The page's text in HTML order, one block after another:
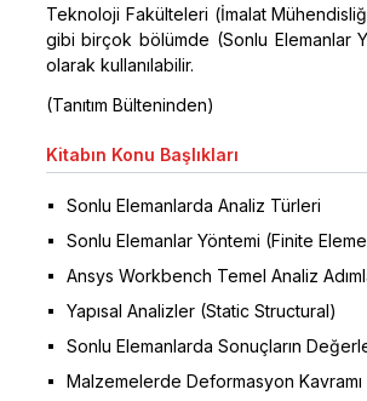
Teknoloji Fakülteleri (İmalat
gibi birçok bölümde (Sonlu Elemanlar
olarak kullanılabilir.
(Tanıtım Bülteninden)
Kitabın Konu Başlıkları
Sonlu Elemanlarda Analiz Türleri
Sonlu Elemanlar Yöntemi (Finite
Ansys Workbench Temel Analiz
Yapısal Analizler (Static Structural)
Sonlu Elemanlarda Sonuçların
Malzemelerde Deformasyon Kavramı